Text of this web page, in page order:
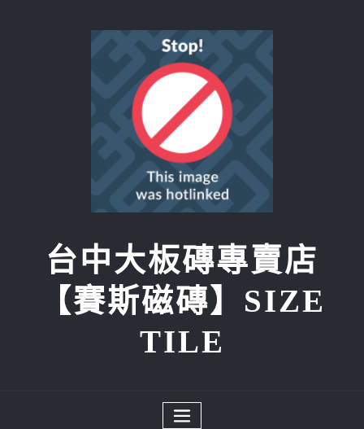
台中大板磚專賣店
【賽斯磁磚】SIZE
TILE